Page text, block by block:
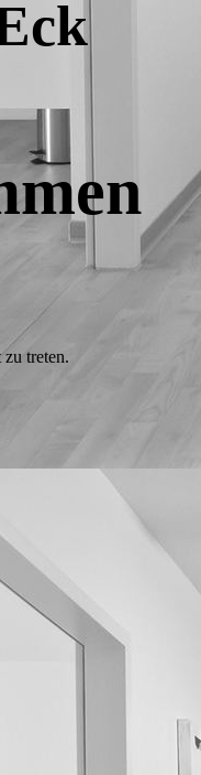
treten.